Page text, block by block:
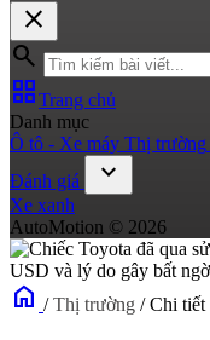
close
search
grid_viewTrang chủ
Danh mục
Ô tô - Xe máy Thị trường
Đánh giá
expand_more
Xe xanh
AutoMotion © 2026
home / Thị trường / Chi tiết